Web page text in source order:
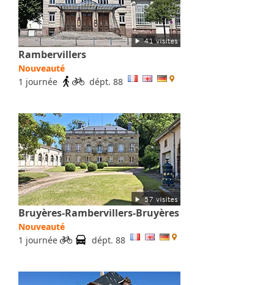
Rambervillers
Nouveauté
1 journée
dépt. 88
Bruyères-Rambervillers-Bruyères
Nouveauté
1 journée
dépt. 88